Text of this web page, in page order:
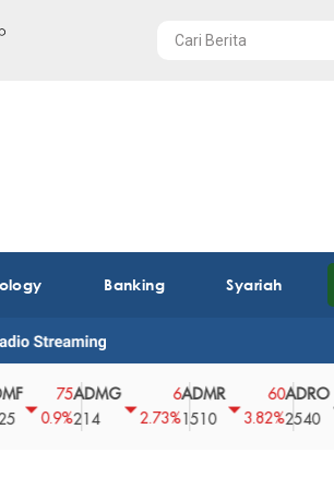
Banking Syariah
75
ADMG
214
2.73%
ADMR
1510
60
3.82%
ADRO
2540
0
0%